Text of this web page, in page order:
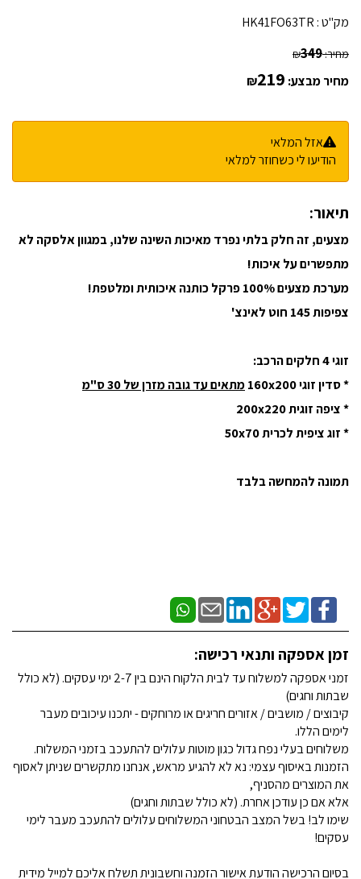
מק"ט : HK41FO63TR
מחיר: ₪349
מחיר מבצע: ₪219
אזל המלאי
הודיעו לי כשחוזר למלאי
תיאור:
מצעים, זה חלק בלתי נפרד מאיכות השינה שלנו, במגוון אלסקה לא
מתפשרים על איכות!
מערכת מצעים 100% פרקל כותנה איכותית ומלטפת!
צפיפות 145 חוט לאינצ'
זוגי 4 חלקים הרכב:
* סדין זוגי 160x200
מתאים עד גובה מזרן של 30 ס"מ
* ציפה זוגית 200x220
* זוג ציפית לכרית 50x70
תמונה להמחשה בלבד
זמן אספקה ותנאי רכישה:
זמני אספקה למשלוח עד לבית הלקוח הינם בין 2-7 ימי עסקים. (לא כולל
שבתות וחגים)
קיבוצים / מושבים / אזורים חריגים או מרוחקים - יתכנו עיכובים מעבר
לימים הללו.
משלוחים בעלי נפח גדול כגון מוטות עלולים להתעכב בזמני המשלוח.
הזמנות באיסוף עצמי: נא לא להגיע מראש, אנחנו מתקשרים שניתן לאסוף
את המוצרים מהסניף,
אלא אם כן עודכן אחרת. (לא כולל שבתות וחגים)
שימו לב! בשל המצב הבטחוני המשלוחים עלולים להתעכב מעבר לימי
עסקים!
בסיום הרכישה הודעת אישור הזמנה וחשבונית תשלח אליכם למייל מידית